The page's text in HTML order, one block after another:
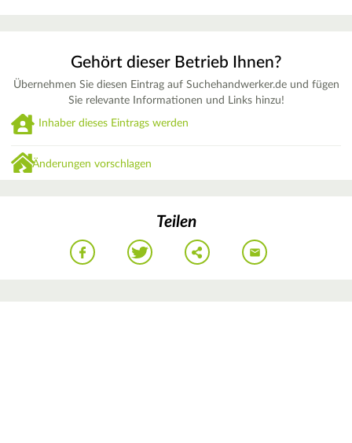
Gehört dieser Betrieb Ihnen?
Übernehmen Sie diesen Eintrag auf Suchehandwerker.de und fügen
Sie relevante Informationen und Links hinzu!
Inhaber dieses Eintrags werden
Änderungen vorschlagen
Teilen